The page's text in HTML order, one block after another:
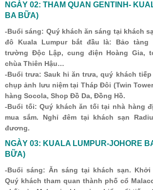
NGÀY 02: THAM QUAN GENTINH-
BA BỮA)
-Buổi sáng: Quý khách ăn sáng tại khách
đô Kuala Lumpur bắt đầu là: Bảo tàng
trường Độc Lập, cung điện Hoàng Gia,
chùa Thiên Hậu…
-Buổi trưa: Sauk hi ăn trưa, quý khách
chụp ảnh lưu niệm tại Tháp Đôi (Twin
hàng Socola, Shop Đồ Da, Đồng Hồ.
-Buổi tối: Quý khách ăn tối tại nhà hàng
mua sắm. Nghỉ đêm tại khách sạn
đương.
NGÀY 03: KUALA LUMPUR-JOHORE
BỮA)
-Buổi sáng: Ăn sáng tại khách sạn. Khởi
Quý khách tham quan thành phố cổ